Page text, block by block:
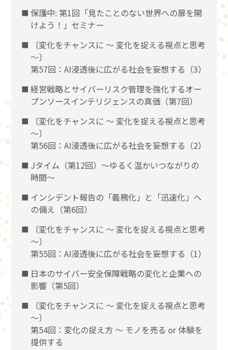
保護中: 第1回「見たことのない世界への扉を開
けよう！」セミナー
〔変化をチャンスに 〜 変化を捉える視点と思考
〜〕
第57回：AI浸透後に広がる社会を妄想する（3）
経営戦略とサイバーリスク管理を強化するオー
プンソースインテリジェンスの真価（第7回）
〔変化をチャンスに 〜 変化を捉える視点と思考
〜〕
第56回：AI浸透後に広がる社会を妄想する（2）
Jタイム（第12回）～ゆるく温かいつながりの
時間～
インシデント報告の「義務化」と「迅速化」へ
の備え（第6回）
〔変化をチャンスに 〜 変化を捉える視点と思考
〜〕
第55回：AI浸透後に広がる社会を妄想する（1）
日本のサイバー安全保障戦略の変化と企業への
影響（第5回）
〔変化をチャンスに 〜 変化を捉える視点と思考
〜〕
第54回：変化の捉え方 〜 モノを売る or 体験を
提供する